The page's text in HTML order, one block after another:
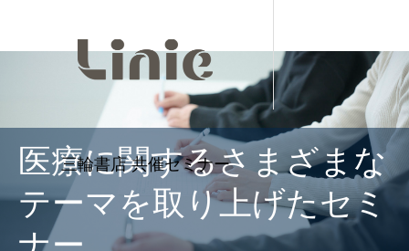
医療に関するさまざまな
テーマを取り上げたセミ